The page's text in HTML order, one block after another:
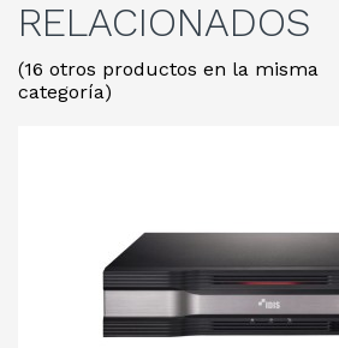
RELACIONADOS
(16 otros productos en la misma
categoría)